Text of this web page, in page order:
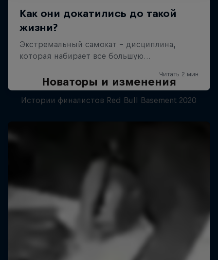
Новаторы и изменения
Истории финалистов Red Bull Basement 2020